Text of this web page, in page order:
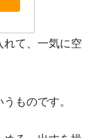
れて、一気に空
ものです。